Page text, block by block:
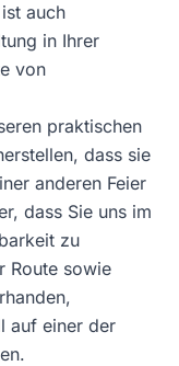
auch
in Ihrer
von
praktischen
dass sie
anderen Feier
dass Sie uns im
zu
Route sowie
auf einer der